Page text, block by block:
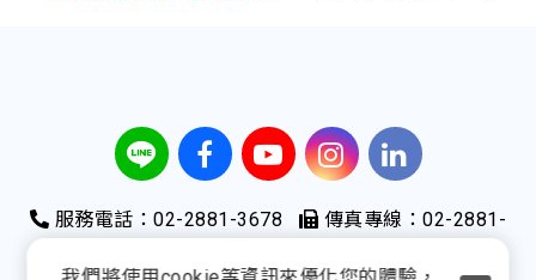
服務電話：02-2881-3678
傳真專線：02-2881-